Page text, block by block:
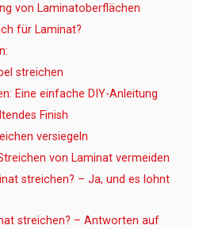
von Laminatoberflächen
für Laminat?
streichen
Eine einfache DIY-Anleitung
Finish
versiegeln
von Laminat vermeiden
streichen? – Ja, und es lohnt
streichen? – Antworten auf